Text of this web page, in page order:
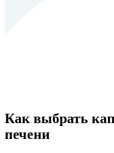
Как выбрать
печени